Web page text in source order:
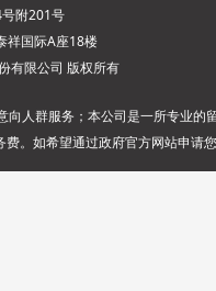
附201号
祥国际A座18楼
有限公司 版权所有
向人群服务；本公司是一所专业
。如希望通过政府官方网站申请